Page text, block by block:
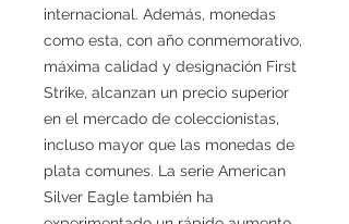
internacional. Además, monedas
como esta, con año conmemorativo,
máxima calidad y designación First
Strike, alcanzan un precio superior
en el mercado de coleccionistas,
incluso mayor que las monedas de
plata comunes. La serie American
Silver Eagle también ha